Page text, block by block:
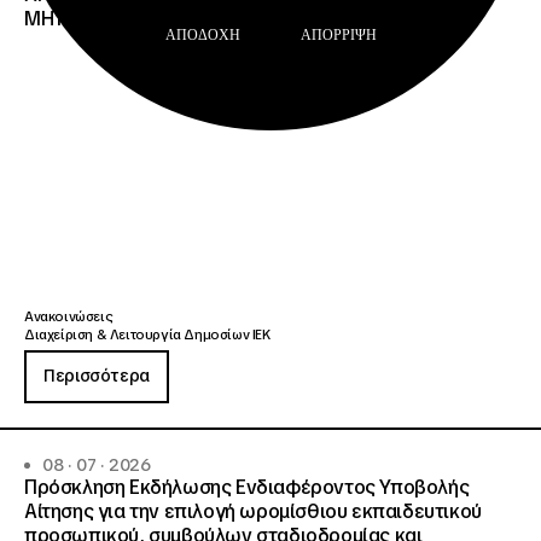
ΜΗΤΡΩΟΥ Σ.Α.Ε.Κ. ΚΑΙ Ε.Σ.Κ.»
Ανακοινώσεις
Διαχείριση & Λειτουργία Δημοσίων ΙΕΚ
Περισσότερα
08 · 07 · 2026
Πρόσκληση Εκδήλωσης Ενδιαφέροντος Υποβολής
Αίτησης για την επιλογή ωρομίσθιου εκπαιδευτικού
προσωπικού, συμβούλων σταδιοδρομίας και
ΑΠΟΔΟΧΉ ΑΠΌΡΡΙΨΗ